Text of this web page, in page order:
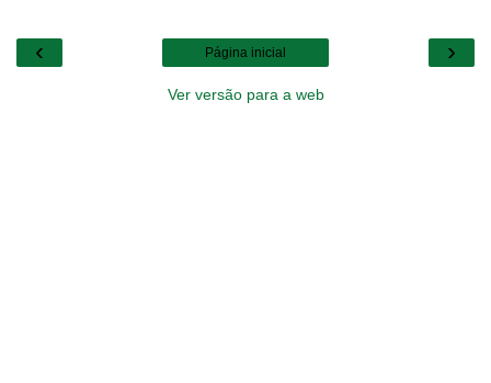
‹ ›
Página inicial
Ver versão para a web